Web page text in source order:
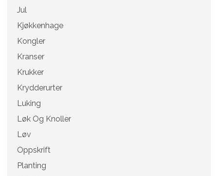
Jul
Kjøkkenhage
Kongler
Kranser
Krukker
Krydderurter
Luking
Løk Og Knoller
Løv
Oppskrift
Planting